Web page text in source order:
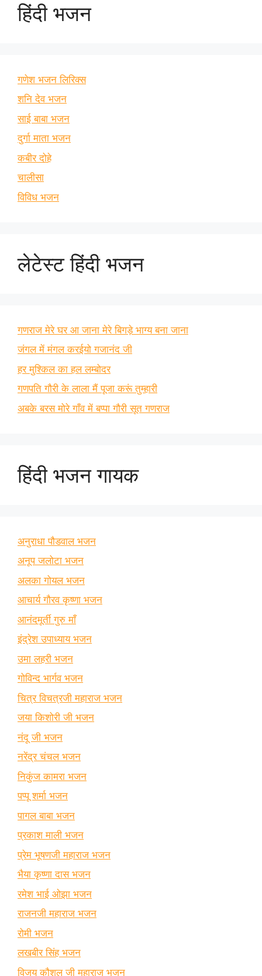
हिंदी भजन
गणेश भजन लिरिक्स
शनि देव भजन
साई बाबा भजन
दुर्गा माता भजन
कबीर दोहे
चालीसा
विविध भजन
लेटेस्ट हिंदी भजन
गणराज मेरे घर आ जाना मेरे बिगड़े भाग्य बना जाना
जंगल में मंगल करईयो गजानंद जी
हर मुश्किल का हल लम्बोदर
गणपति गौरी के लाला मैं पूजा करूं तुम्हारी
अबके बरस मोरे गाँव में बप्पा गौरी सूत गणराज
हिंदी भजन गायक
अनुराधा पौडवाल भजन
अनूप जलोटा भजन
अलका गोयल भजन
आचार्य गौरव कृष्णा भजन
आनंदमूर्ती गुरु माँ
इंद्रेश उपाध्याय भजन
उमा लहरी भजन
गोविन्द भार्गव भजन
चित्र विचत्रजी महाराज भजन
जया किशोरी जी भजन
नंदू जी भजन
नरेंद्र चंचल भजन
निकुंज कामरा भजन
पप्पू शर्मा भजन
पागल बाबा भजन
प्रकाश माली भजन
प्रेम भूषणजी महाराज भजन
भैया कृष्णा दास भजन
रमेश भाई ओझा भजन
राजनजी महाराज भजन
रोमी भजन
लखबीर सिंह भजन
विजय कौशल जी महाराज भजन